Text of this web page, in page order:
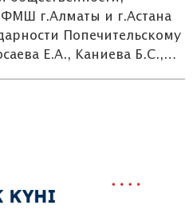
г.Алматы и г.Астана
Попечительскому
Е.А., Каниева Б.С.,…